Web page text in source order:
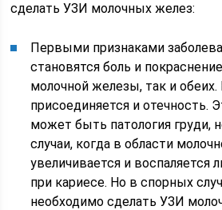
сделать УЗИ молочных желез:
Первыми признаками
становятся боль и
молочной железы, так и
присоединяется и отечность.
может быть патология груди,
случаи, когда в области
увеличивается и воспаляется
при кариесе. Но в спорных
необходимо сделать УЗИ